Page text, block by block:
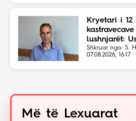
Kryetari i 12
lushnjarët:
Shkruar nga: S.
07.08.2026, 16:17
Më të Lexuarat